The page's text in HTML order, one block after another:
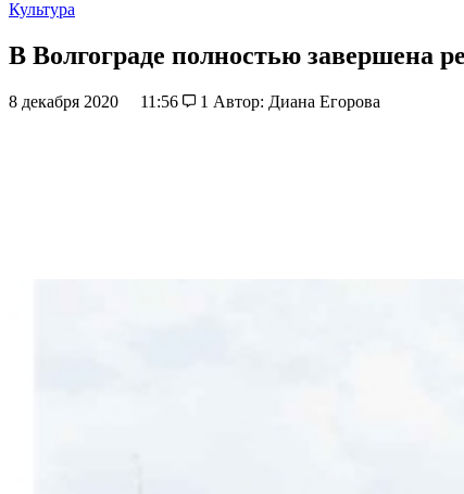
Культура
В Волгограде полностью завершена
8 декабря 2020 11:56 1 Автор: Диана Егорова